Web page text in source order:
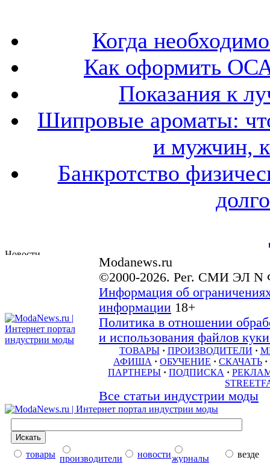
Когда
Как оформить
Показания к
Шипровые ароматы:
и мужчин,
Банкротство
Modanews.ru
©2000-2026. Рег. СМИ ЭЛ N
Информация об
информации 18+
Политика в отношении
и использования файлов
ТОВАРЫ · ПРОИЗВОДИТЕЛИ ·
АФИША · ОБУЧЕНИЕ · СКАЧАТЬ ·
ПАРТНЕРЫ · ПОДПИСКА ·
Все статьи индустрии моды
товары производители новостижурналы везде